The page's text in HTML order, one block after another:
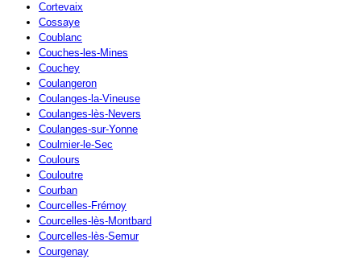
Cortevaix
Cossaye
Coublanc
Couches-les-Mines
Couchey
Coulangeron
Coulanges-la-Vineuse
Coulanges-lès-Nevers
Coulanges-sur-Yonne
Coulmier-le-Sec
Coulours
Couloutre
Courban
Courcelles-Frémoy
Courcelles-lès-Montbard
Courcelles-lès-Semur
Courgenay